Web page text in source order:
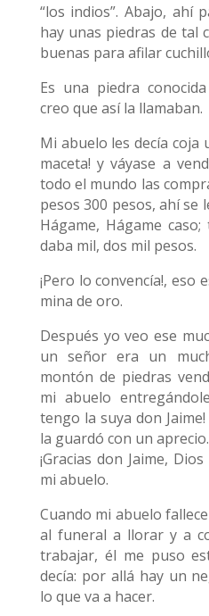
“los indios”. Abajo, ahí
hay unas piedras de tal
buenas para afilar
Es una piedra
creo que así la llamaban.
Mi abuelo les decía coja
maceta! y váyase a
todo el mundo las
pesos 300 pesos, ahí se
Hágame, Hágame
daba mil, dos mil pesos.
¡Pero lo convencía!, eso
mina de oro.
Después yo veo ese
un señor era un
montón de piedras
mi abuelo
tengo la suya don
la guardó con un
¡Gracias don Jaime,
mi abuelo.
Cuando mi abuelo
al funeral a llorar y a
trabajar, él me puso
decía: por allá hay un
lo que va a hacer.